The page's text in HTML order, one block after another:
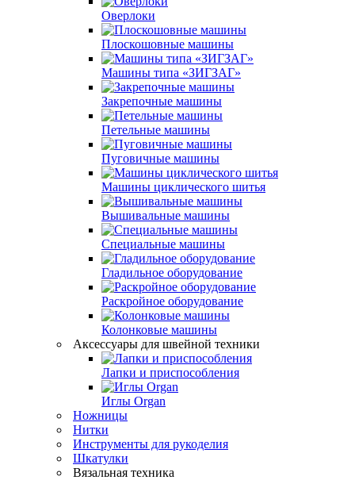
Оверлоки
Плоскошовные машины
Машины типа «ЗИГЗАГ»
Закрепочные машины
Петельные машины
Пуговичные машины
Машины циклического шитья
Вышивальные машины
Специальные машины
Гладильное оборудование
Раскройное оборудование
Колонковые машины
Аксессуары для швейной техники
Лапки и приспособления
Иглы Organ
Ножницы
Нитки
Инструменты для рукоделия
Шкатулки
Вязальная техника